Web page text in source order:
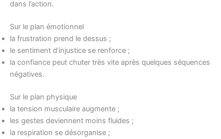
dans l’action.
Sur le plan émotionnel
la frustration prend le dessus ;
le sentiment d’injustice se renforce ;
la confiance peut chuter très vite après quelques séquences
négatives.
Sur le plan physique
la tension musculaire augmente ;
les gestes deviennent moins fluides ;
la respiration se désorganise ;